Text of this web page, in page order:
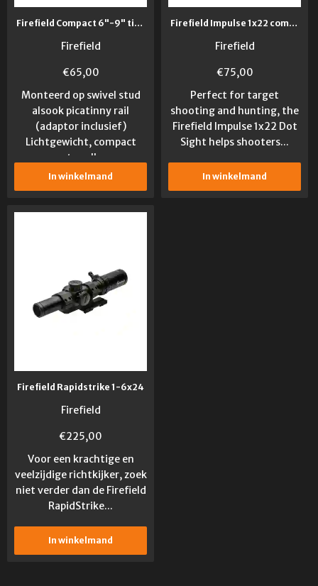
Firefield Compact 6"-9" tilting bipod
Firefield
€65,00
Monteerd op swivel stud
alsook picatinny rail
(adaptor inclusief)
Lichtgewicht, compact
met snelle...
In winkelmand
Firefield Impulse 1x22 compact red dot sight
Firefield
€75,00
Perfect for target
shooting and hunting, the
Firefield Impulse 1x22 Dot
Sight helps shooters...
In winkelmand
Firefield Rapidstrike 1-6x24
Firefield
€225,00
Voor een krachtige en
veelzijdige richtkijker, zoek
niet verder dan de Firefield
RapidStrike...
In winkelmand